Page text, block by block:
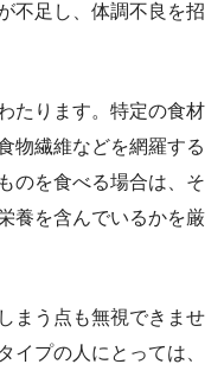
不足し、体調不良を招
たります。特定の食材
物繊維などを網羅する
のを食べる場合は、そ
養を含んでいるかを厳
まう点も無視できませ
イプの人にとっては、